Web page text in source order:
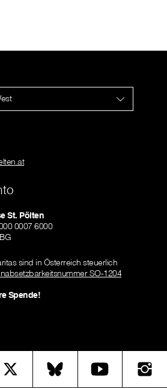
St. Pölten
0007 6000
sind in Österreich steuerlich
SO-1204
Spende!